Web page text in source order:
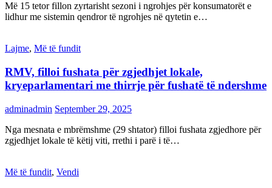
Më 15 tetor fillon zyrtarisht sezoni i ngrohjes për konsumatorët e
lidhur me sistemin qendror të ngrohjes në qytetin e…
Lajme, Më të fundit
RMV, filloi fushata për zgjedhjet lokale,
kryeparlamentari me thirrje për fushatë të ndershme
adminadmin September 29, 2025
Nga mesnata e mbrëmshme (29 shtator) filloi fushata zgjedhore për
zgjedhjet lokale të këtij viti, rrethi i parë i të…
Më të fundit, Vendi